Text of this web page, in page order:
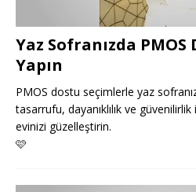
Yaz Sofranızda
Yapın
PMOS dostu seçimlerle yaz
tasarrufu, dayanıklılık ve
evinizi güzelleştirin.
🩷